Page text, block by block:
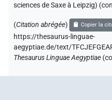
sciences de Saxe à Leipzig)
(Citation abrégée) Copier la
https://thesaurus-linguae-
aegyptiae.de/text/
Thesaurus Linguae Aegyptiae (